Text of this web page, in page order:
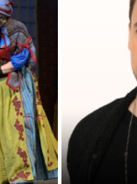
8 декабря 19:30
ГАМЛЕТ
Рок-спектакль
Подробнее